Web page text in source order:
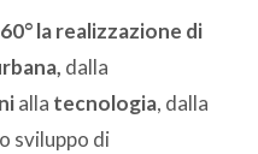
la realizzazione di
dalla
alla tecnologia, dalla
sviluppo di